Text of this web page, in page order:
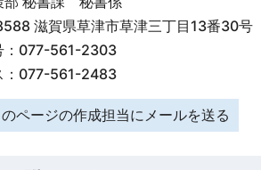
滋賀県草津市草津三丁目13番30号
：077-561-2303
：077-561-2483
のページの作成担当にメールを送る